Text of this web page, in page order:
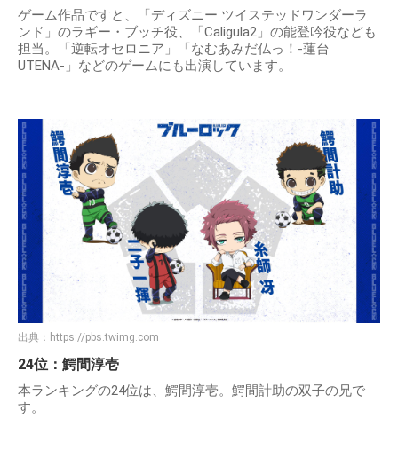
ゲーム作品ですと、「ディズニー ツイステッドワンダーラ
ンド」のラギー・ブッチ役、「Caligula2」の能登吟役なども
担当。「逆転オセロニア」「なむあみだ仏っ！-蓮台
UTENA-」などのゲームにも出演しています。
出典： https://pbs.twimg.com
24位：鰐間淳壱
本ランキングの24位は、鰐間淳壱。鰐間計助の双子の兄で
す。